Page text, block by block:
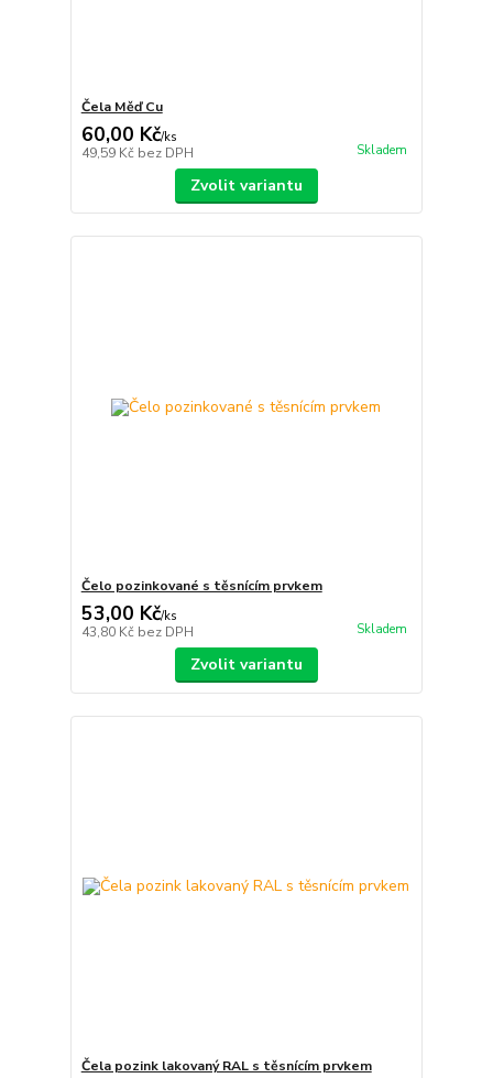
Čela Měď Cu
60,00 Kč/ks
49,59 Kč bez DPH Skladem
Zvolit variantu
Čelo pozinkované s těsnícím prvkem
53,00 Kč/ks
43,80 Kč bez DPH Skladem
Zvolit variantu
Čela pozink lakovaný RAL s těsnícím prvkem